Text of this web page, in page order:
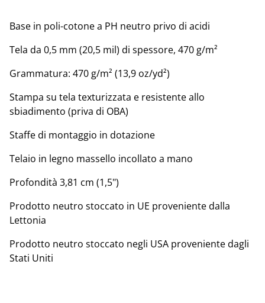
Base in poli-cotone a PH neutro privo di acidi
Tela da 0,5 mm (20,5 mil) di spessore, 470 g/m²
Grammatura: 470 g/m² (13,9 oz/yd²)
Stampa su tela texturizzata e resistente allo
sbiadimento (priva di OBA)
Staffe di montaggio in dotazione
Telaio in legno massello incollato a mano
Profondità 3,81 cm (1,5")
Prodotto neutro stoccato in UE proveniente dalla
Lettonia
Prodotto neutro stoccato negli USA proveniente dagli
Stati Uniti